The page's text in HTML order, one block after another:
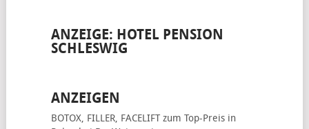
ANZEIGE: HOTEL PENSION
SCHLESWIG
ANZEIGEN
BOTOX, FILLER, FACELIFTzum Top-Preis in